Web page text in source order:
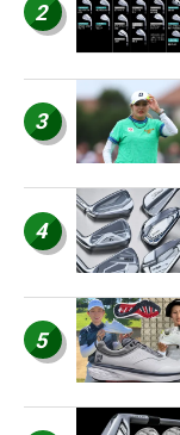
2
3
4
5